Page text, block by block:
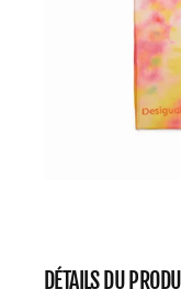
DÉTAILS DU